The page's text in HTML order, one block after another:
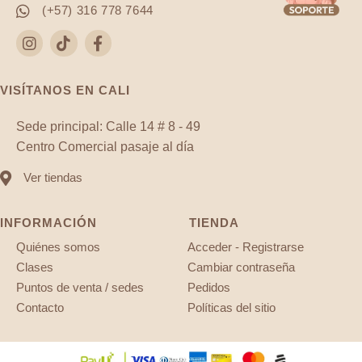
(+57) 316 778 7644
VISÍTANOS EN CALI
Sede principal: Calle 14 # 8 - 49
Centro Comercial pasaje al día
Ver tiendas
INFORMACIÓN
Quiénes somos
Clases
Puntos de venta / sedes
Contacto
TIENDA
Acceder - Registrarse
Cambiar contraseña
Pedidos
Políticas del sitio